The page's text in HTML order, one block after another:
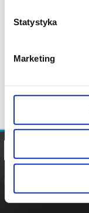
Statystyka
Marketing